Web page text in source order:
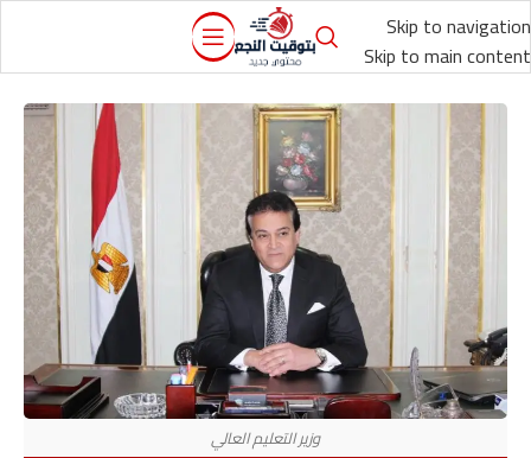
Skip to navigation
Skip to main content